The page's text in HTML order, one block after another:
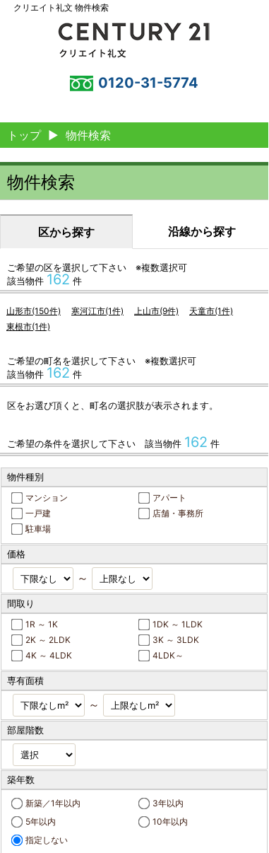
クリエイト礼文 物件検索
0120-31-5774
トップ ▶ 物件検索
物件検索
区から探す 沿線から探す
ご希望の区を選択して下さい ※複数選択可
該当物件 162 件
山形市(150件) 寒河江市(1件) 上山市(9件)
天童市(1件)
東根市(1件)
ご希望の町名を選択して下さい ※複数選択可
該当物件 162 件
区をお選び頂くと、町名の選択肢が表示されます。
ご希望の条件を選択して下さい 該当物件 162 件
物件種別
マンション
アパート
一戸建
店舗・事務所
駐車場
価格
～
間取り
1R ～ 1K
1DK ～ 1LDK
2K ～ 2LDK
3K ～ 3LDK
4K ～ 4LDK
4LDK～
専有面積
～
部屋階数
築年数
新築／1年以内
3年以内
5年以内
10年以内
指定しない